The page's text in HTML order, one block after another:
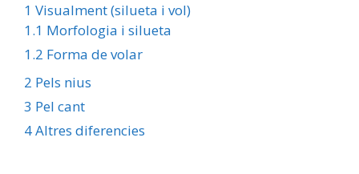
1 Visualment (silueta i vol)
1.1 Morfologia i silueta
1.2 Forma de volar
2 Pels nius
3 Pel cant
4Altres diferencies